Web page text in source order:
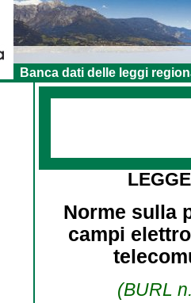
Banca dati delle leggi
Norme sulla
campi
(BURL